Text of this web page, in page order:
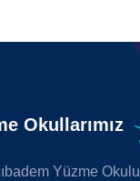
Okullarımız
Yüzme Okulu